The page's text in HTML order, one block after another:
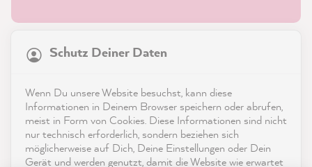
Service
Kontakt
Schutz Deiner Daten
Wenn Du unsere Website besuchst, kann diese
Informationen in Deinem Browser speichern oder abrufen,
meist in Form von Cookies. Diese Informationen sind nicht
nur technisch erforderlich, sondern beziehen sich
möglicherweise auf Dich, Deine Einstellungen oder Dein
Gerät und werden genutzt, damit die Website wie erwartet
21.863Bewertungen
reviews-io